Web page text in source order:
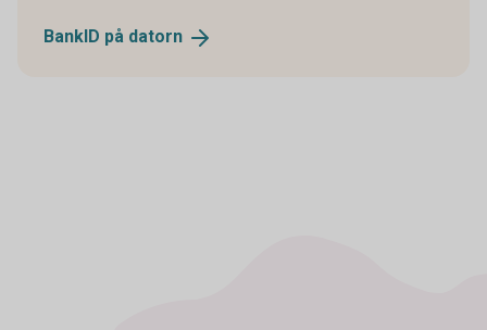
BankID på datorn